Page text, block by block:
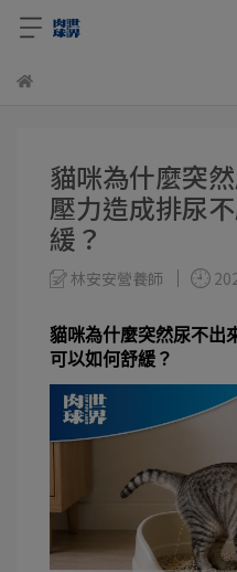
貓咪為什麼突
壓力造成排尿
緩？
林安安營養師
貓咪為什麼突然尿不出
可以如何舒緩？